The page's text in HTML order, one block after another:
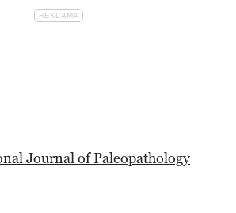
Journal of Paleopathology